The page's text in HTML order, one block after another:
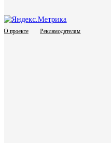
О проекте Рекламодателям